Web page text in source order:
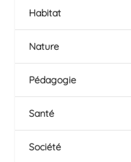
Habitat
Nature
Pédagogie
Santé
Société